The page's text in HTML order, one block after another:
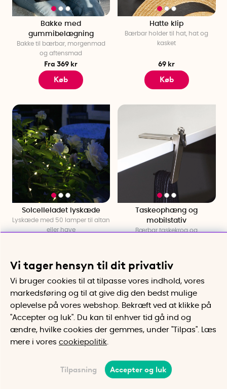
Bakke med
gummibelægning
Bakke til bærbar, morgenmad
og aftensmad
Fra 369 kr
Køb
Hatte klip
Bærbar holder til hat, hat og
kasket
69 kr
Køb
Solcelleladet lyskæde
Lyskæde med 50 lamper til altan
eller have
Køb
Taskeophæng og
mobilstativ
Bærbar taskekrog og
Påmind mig
19%
Vi tager hensyn til dit privatliv
Vi bruger cookies til at tilpasse vores indhold, vores
markedsføring og til at give dig den bedst mulige
oplevelse på vores webshop. Bekræft ved at klikke på
"Accepter og luk". Du kan til enhver tid gå ind og
ændre, hvilke cookies der gemmes, under "Tilpas". Læs
mere i vores cookiepolitik
Tilpasning Accepter og luk